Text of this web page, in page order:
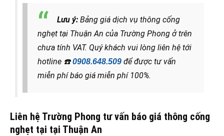
Lưu ý: Bảng giá dịch vụ thông cống
nghẹt tại Thuận An của Trường Phong ở trên
chưa tính VAT. Quý khách vui lòng liên hệ tới
hotline ☎️0908.648.509 để được tư vấn
miễn phí báo giá miễn phí 100%.
Liên hệ Trường Phong tư vấn báo giá thông cống
nghẹt tại tại Thuận An